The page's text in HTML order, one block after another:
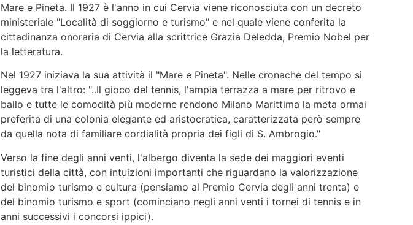
Mare e Pineta. Il 1927 è l'anno in cui Cervia viene riconosciuta con un decreto
ministeriale "Località di soggiorno e turismo" e nel quale viene conferita la
cittadinanza onoraria di Cervia alla scrittrice Grazia Deledda, Premio Nobel per
la letteratura.
Nel 1927 iniziava la sua attività il "Mare e Pineta". Nelle cronache del tempo si
leggeva tra l'altro: "..Il gioco del tennis, l'ampia terrazza a mare per ritrovo e
ballo e tutte le comodità più moderne rendono Milano Marittima la meta ormai
preferita di una colonia elegante ed aristocratica, caratterizzata però sempre
da quella nota di familiare cordialità propria dei figli di S. Ambrogio."
Verso la fine degli anni venti, l'albergo diventa la sede dei maggiori eventi
turistici della città, con intuizioni importanti che riguardano la valorizzazione
del binomio turismo e cultura (pensiamo al Premio Cervia degli anni trenta) e
del binomio turismo e sport (cominciano negli anni venti i tornei di tennis e in
anni successivi i concorsi ippici).